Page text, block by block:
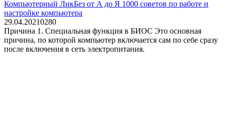
Компьютерный ЛикБез от А до Я 1000 советов по работе и
настройке компьютера
29.04.20210280
Причина 1. Специальная функция в БИОС Это основная
причина, по которой компьютер включается сам по себе сразу
после включения в сеть электропитания.